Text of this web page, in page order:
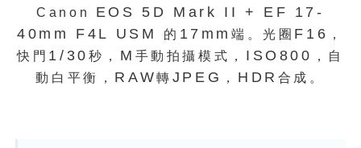
Canon EOS 5D Mark II + EF 17-
40mm F4L USM
的 17mm 端。光圈 F16 ，
快門 1/30 秒 ， M 手動拍攝模式 ， ISO800 ，
自
動白平衡
， RAW轉 JPEG ， HDR 合成。